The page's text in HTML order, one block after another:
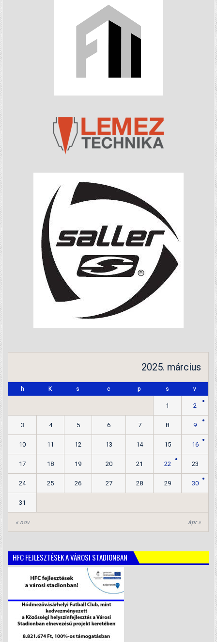
2025. március
h K s c p s v
« nov ápr »
1 2
3 4 5 6 7 8 9
10 11 12 13 14 15 16
17 18 19 20 21 22 23
24 25 26 27 28 29 30
31
HFC FEJLESZTÉSEK A VÁROSI STADIONBAN